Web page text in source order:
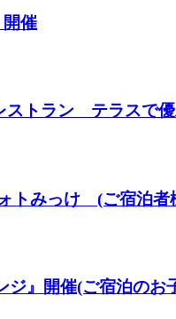
催
トラン テラスで優
トみっけ (ご宿泊者
』開催(ご宿泊のお